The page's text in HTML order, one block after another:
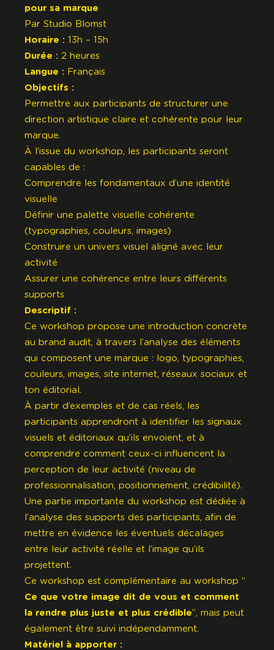
pour sa marque
Par Studio Blomst
Horaire : 13h – 15h
Durée : 2 heures
Langue : Français
Objectifs :
Permettre aux participants de structurer une
direction artistique claire et cohérente pour leur
marque.
À l’issue du workshop, les participants seront
capables de :
Comprendre les fondamentaux d’une identité
visuelle
Définir une palette visuelle cohérente
(typographies, couleurs, images)
Construire un univers visuel aligné avec leur
activité
Assurer une cohérence entre leurs différents
supports
Descriptif :
Ce workshop propose une introduction concrète
au brand audit, à travers l’analyse des éléments
qui composent une marque : logo, typographies,
couleurs, images, site internet, réseaux sociaux et
ton éditorial.
À partir d’exemples et de cas réels, les
participants apprendront à identifier les signaux
visuels et éditoriaux qu’ils envoient, et à
comprendre comment ceux-ci influencent la
perception de leur activité (niveau de
professionnalisation, positionnement, crédibilité).
Une partie importante du workshop est dédiée à
l’analyse des supports des participants, afin de
mettre en évidence les éventuels décalages
entre leur activité réelle et l’image qu’ils
projettent.
Ce workshop est complémentaire au workshop “
Ce que votre image dit de vous et comment
la rendre plus juste et plus crédible”, mais peut
également être suivi indépendamment.
Matériel à apporter :